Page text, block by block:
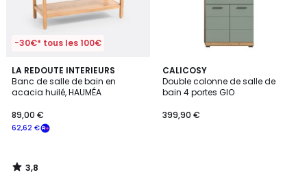
-30€* tous les 100€
LA REDOUTE INTERIEURS
Banc de salle de bain en
acacia huilé, HAUMÉA
62,62 €
89,00 €
3,8
/ 5
3,8
/
CALICOSY
Double colonne de salle de
bain 4 portes GIO
399,90 €